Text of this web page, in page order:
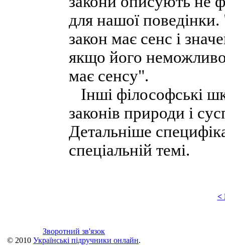
для нашої
закон має сенс і
якщо його
має сенсу".
Інші філософські
законів природи і
Детальніше
спеціальній темі.
<
Зворотний зв'язок
© 2010 Українські підручники онлайн.